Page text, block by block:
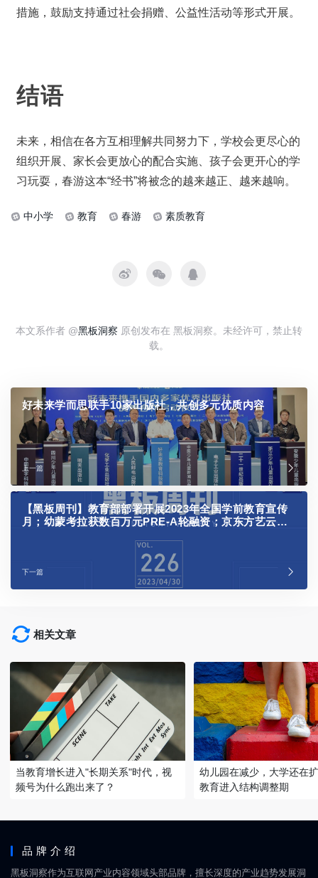
措施，鼓励支持通过社会捐赠、公益性活动等形式开展。
结语
未来，相信在各方互相理解共同努力下，学校会更尽心的
组织开展、家长会更放心的配合实施、孩子会更开心的学
习玩耍，春游这本“经书”将被念的越来越正、越来越响。
中小学 教育 春游 素质教育
本文系作者 @黑板洞察 原创发布在 黑板洞察。未经许可，禁止转
载。
好未来学而思联手10家出版社，共创多元优质内容
上一篇
【黑板周刊】教育部部署开展2023年全国学前教育宣传
月；幼蒙考拉获数百万元PRE-A轮融资；京东方艺云发
下一篇
相关文章
当教育增长进入"长期关系"时代，视
频号为什么跑出来了？
幼儿园在减少，大学还在
教育进入结构调整期
品牌介绍
黑板洞察作为互联网产业内容领域头部品牌，擅长深度的产业趋势发展洞